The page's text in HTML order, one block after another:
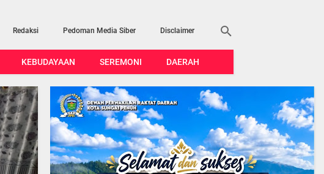
Redaksi Pedoman Media Siber Disclaimer
KEBUDAYAAN SEREMONI DAERAH